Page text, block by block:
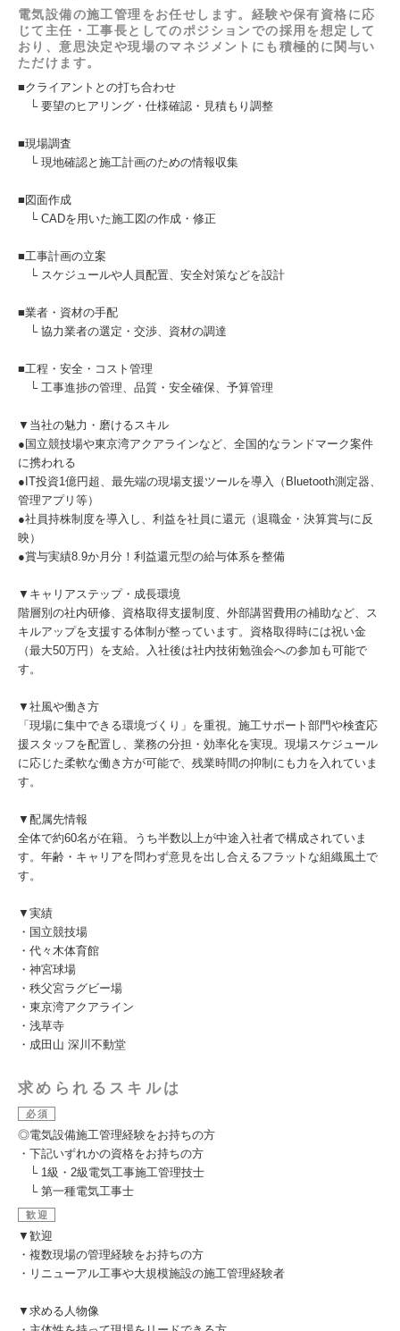
電気設備の施工管理をお任せします。経験や保有資格に応
じて主任・工事長としてのポジションでの採用を想定して
おり、意思決定や現場のマネジメントにも積極的に関与い
ただけます。
■クライアントとの打ち合わせ
└ 要望のヒアリング・仕様確認・見積もり調整
■現場調査
└ 現地確認と施工計画のための情報収集
■図面作成
└ CADを用いた施工図の作成・修正
■工事計画の立案
└ スケジュールや人員配置、安全対策などを設計
■業者・資材の手配
└ 協力業者の選定・交渉、資材の調達
■工程・安全・コスト管理
└ 工事進捗の管理、品質・安全確保、予算管理
▼当社の魅力・磨けるスキル
●国立競技場や東京湾アクアラインなど、全国的なランドマーク案件
に携われる
●IT投資1億円超、最先端の現場支援ツールを導入（Bluetooth測定器、
管理アプリ等）
●社員持株制度を導入し、利益を社員に還元（退職金・決算賞与に反
映）
●賞与実績8.9か月分！利益還元型の給与体系を整備
▼キャリアステップ・成長環境
階層別の社内研修、資格取得支援制度、外部講習費用の補助など、ス
キルアップを支援する体制が整っています。資格取得時には祝い金
（最大50万円）を支給。入社後は社内技術勉強会への参加も可能で
す。
▼社風や働き方
「現場に集中できる環境づくり」を重視。施工サポート部門や検査応
援スタッフを配置し、業務の分担・効率化を実現。現場スケジュール
に応じた柔軟な働き方が可能で、残業時間の抑制にも力を入れていま
す。
▼配属先情報
全体で約60名が在籍。うち半数以上が中途入社者で構成されていま
す。年齢・キャリアを問わず意見を出し合えるフラットな組織風土で
す。
▼実績
・国立競技場
・代々木体育館
・神宮球場
・秩父宮ラグビー場
・東京湾アクアライン
・浅草寺
・成田山 深川不動堂
求められるスキルは
必須
◎電気設備施工管理経験をお持ちの方
・下記いずれかの資格をお持ちの方
└ 1級・2級電気工事施工管理技士
└ 第一種電気工事士
歓迎
▼歓迎
・複数現場の管理経験をお持ちの方
・リニューアル工事や大規模施設の施工管理経験者
▼求める人物像